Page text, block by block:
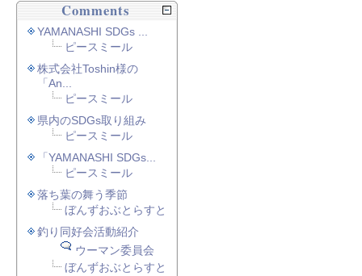
Comments
YAMANASHI SDGs ...
ピースミール
株式会社Toshin様の
「An...
ピースミール
県内のSDGs取り組み
ピースミール
「YAMANASHI SDGs...
ピースミール
落ち葉の舞う季節
ぼんずおぶとらすと
釣り同好会活動紹介
ウーマン委員会
ぼんずおぶとらすと